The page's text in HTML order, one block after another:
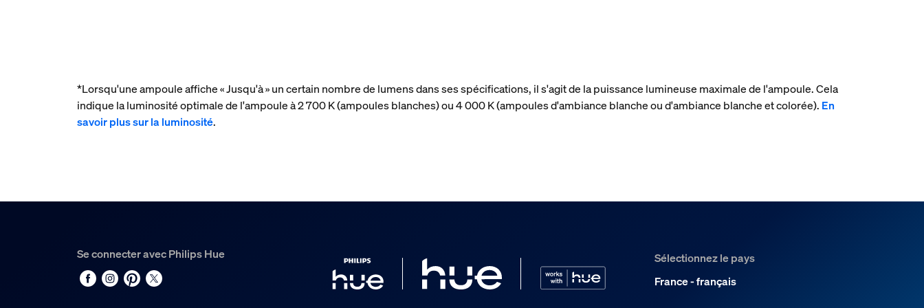
*Lorsqu'une ampoule affiche « Jusqu'à » un certain nombre de lumens dans ses spécifications, il s'agit de la puissance lumineuse maximale de l'ampoule. Cela
indique la luminosité optimale de l'ampoule à 2 700 K (ampoules blanches) ou 4 000 K (ampoules d'ambiance blanche ou d'ambiance blanche et colorée). En
savoir plus sur la luminosité.
Se connecter avec Philips Hue
Sélectionnez le pays
France - français